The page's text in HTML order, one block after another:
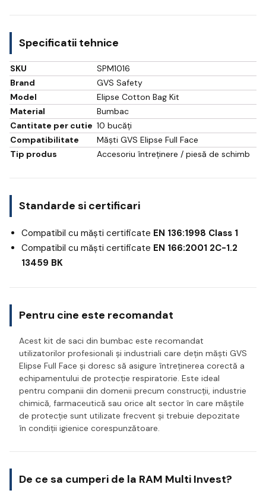
Specificatii tehnice
SKU
SPM1016
Brand
GVS Safety
Model
Elipse Cotton Bag Kit
Material
Bumbac
Cantitate per cutie 10 bucăți
Compatibilitate
Măști GVS Elipse Full Face
Tip produs
Accesoriu întreținere / piesă de schimb
Standarde si certificari
Compatibil cu măști certificate EN 136:1998 Class 1
Compatibil cu măști certificate EN 166:2001 2C-1.2
13459 BK
Pentru cine este recomandat
Acest kit de saci din bumbac este recomandat
utilizatorilor profesionali și industriali care dețin măști GVS
Elipse Full Face și doresc să asigure întreținerea corectă a
echipamentului de protecție respiratorie. Este ideal
pentru companii din domenii precum construcții, industrie
chimică, farmaceutică sau orice alt sector în care măștile
de protecție sunt utilizate frecvent și trebuie depozitate
în condiții igienice corespunzătoare.
De ce sa cumperi de la RAM Multi Invest?